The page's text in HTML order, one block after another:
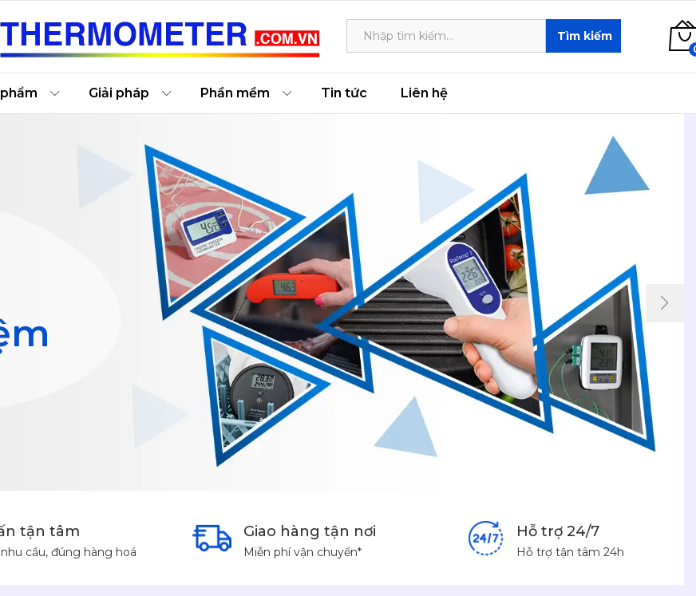
Tìm kiếm
Giải pháp Phần mềm Tin tức Liên hệ
tận tâm
cầu, đúng hàng hoá
Giao hàng tận nơi
Miễn phí vận chuyển*
Hỗ trợ 24/7
Hỗ trợ tận tâm 24h